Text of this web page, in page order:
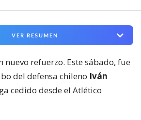
VER RESUMEN
nuevo refuerzo. Este sábado, fue
del defensa chileno Iván
cedido desde el Atlético